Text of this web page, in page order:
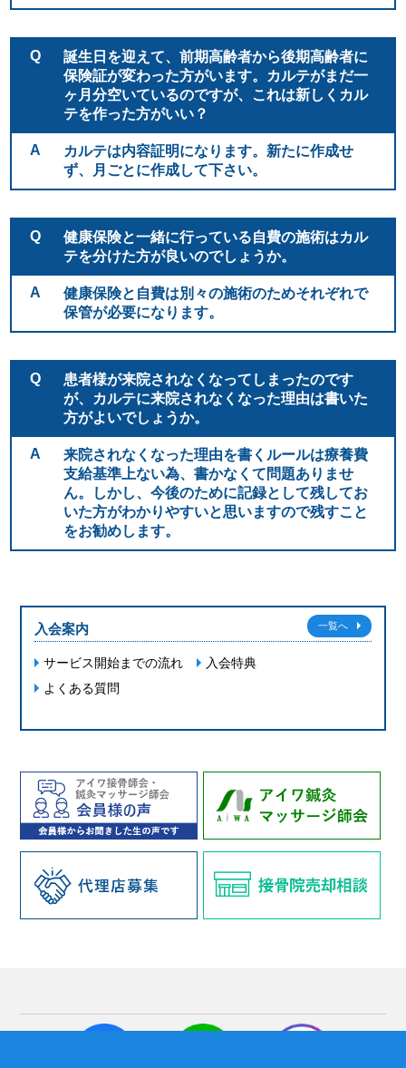
Q
誕生日を迎えて、前期高齢者から後期高齢者に
保険証が変わった方がいます。カルテがまだ一
ヶ月分空いているのですが、これは新しくカル
テを作った方がいい？
A
カルテは内容証明になります。新たに作成せ
ず、月ごとに作成して下さい。
Q
健康保険と一緒に行っている自費の施術はカル
テを分けた方が良いのでしょうか。
A
健康保険と自費は別々の施術のためそれぞれで
保管が必要になります。
Q
患者様が来院されなくなってしまったのです
が、カルテに来院されなくなった理由は書いた
方がよいでしょうか。
A
来院されなくなった理由を書くルールは療養費
支給基準上ない為、書かなくて問題ありませ
ん。しかし、今後のために記録として残してお
いた方がわかりやすいと思いますので残すこと
をお勧めします。
⼊会案内 一覧へ
サービス開始までの流れ
入会特典
よくある質問